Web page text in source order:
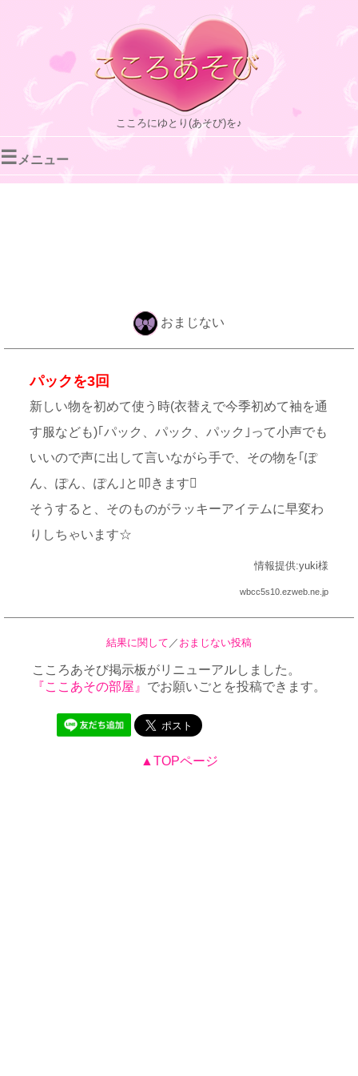
こころにゆとり(あそび)を♪
☰ メニュー
おまじない
パックを3回
新しい物を初めて使う時(衣替えで今季初めて袖を通
す服なども)｢パック、パック、パック｣って小声でも
いいので声に出して言いながら手で、その物を｢ぽ
ん、ぽん、ぽん｣と叩きます
そうすると、そのものがラッキーアイテムに早変わ
りしちゃいます☆
情報提供:yuki様
wbcc5s10.ezweb.ne.jp
結果に関して ／ おまじない投稿
こころあそび掲示板がリニューアルしました。
『ここあその部屋』 でお願いごとを投稿できます。
▲TOPページ